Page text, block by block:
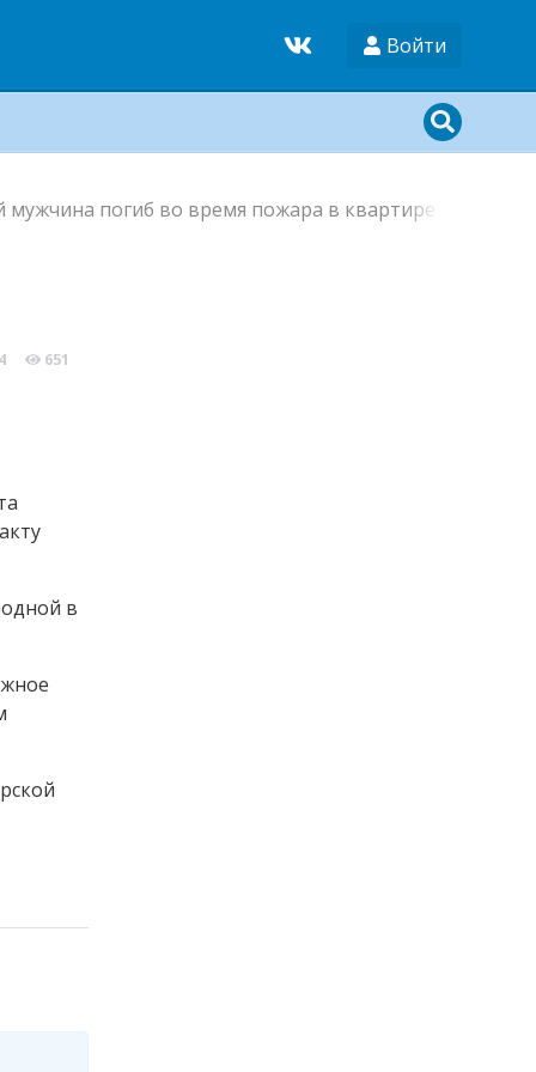
Войти
мужчина погиб во время пожара в квартире на улице
651
в